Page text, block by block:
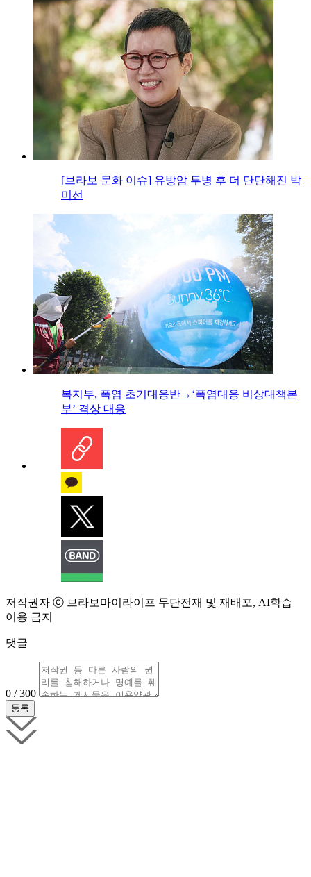
[브라보 문화 이슈] 유방암 투병 후 더 단단해진 박
미선
복지부, 폭염 초기대응반→‘폭염대응 비상대책본
부’ 격상 대응
저작권자 ⓒ 브라보마이라이프 무단전재 및 재배포, AI학습
이용 금지
댓글
0 / 300